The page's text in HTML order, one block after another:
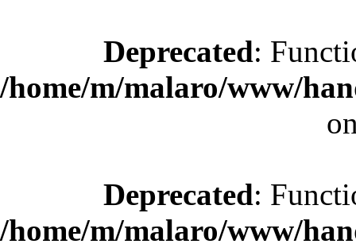
Deprecated:
/home/m/malaro/www/
Deprecated:
/home/m/malaro/www/